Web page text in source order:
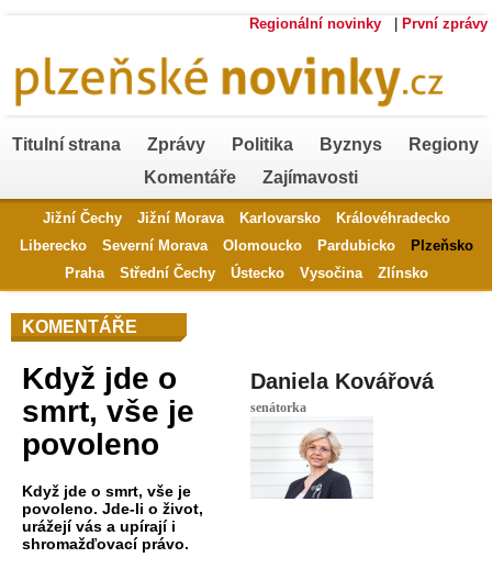
Regionální novinky První zprávy
Titulní strana Zprávy Politika Byznys
Regiony
Komentáře
Zajímavosti
Jižní Čechy Jižní Morava Karlovarsko
Královéhradecko
Liberecko
Severní Morava Olomoucko Pardubicko
Plzeňsko
Praha
Střední Čechy Ústecko Vysočina Zlínsko
KOMENTÁŘE
Daniela Kovářová
senátorka
Když jde o
smrt, vše je
povoleno
Když jde o smrt, vše je
povoleno. Jde-li o život,
urážejí vás a upírají i
shromažďovací právo.